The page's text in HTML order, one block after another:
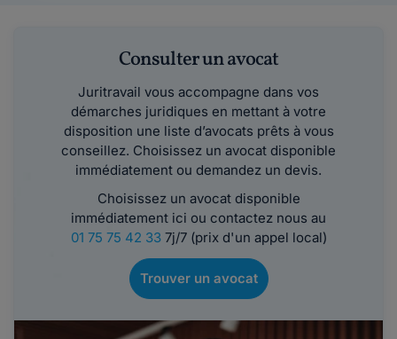
Consulter un avocat
Juritravail vous accompagne dans vos
démarches juridiques en mettant à votre
disposition une liste d’avocats prêts à vous
conseillez. Choisissez un avocat disponible
immédiatement ou demandez un devis.
Choisissez un avocat disponible
immédiatement ici ou contactez nous au
01 75 75 42 337j/7 (prix d'un appel local)
Trouver un avocat